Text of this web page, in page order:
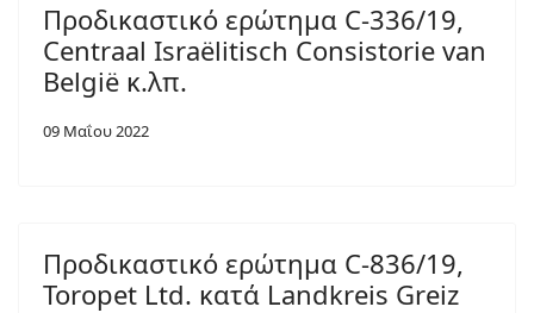
Προδικαστικό ερώτημα C-336/19,
Centraal Israëlitisch Consistorie van
België κ.λπ.
09 Μαΐου 2022
Προδικαστικό ερώτημα C-836/19,
Toropet Ltd. κατά Landkreis Greiz